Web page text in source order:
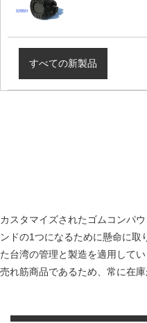
すべての新製品
カスタマイズされたゴムコンパ
ンドの1つになるために懸命に
た台湾の管理と製造を適用して
売れ筋商品であるため、常に在